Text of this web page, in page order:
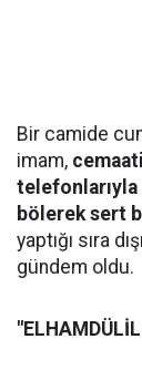
Bir camide
imam,
telefonlarıyla
bölerek sert
yaptığı sıra
gündem oldu.